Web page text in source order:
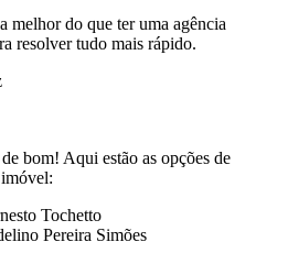
melhor do que ter uma agência
resolver tudo mais rápido.
bom! Aqui estão as opções de
Tochetto
Pereira Simões